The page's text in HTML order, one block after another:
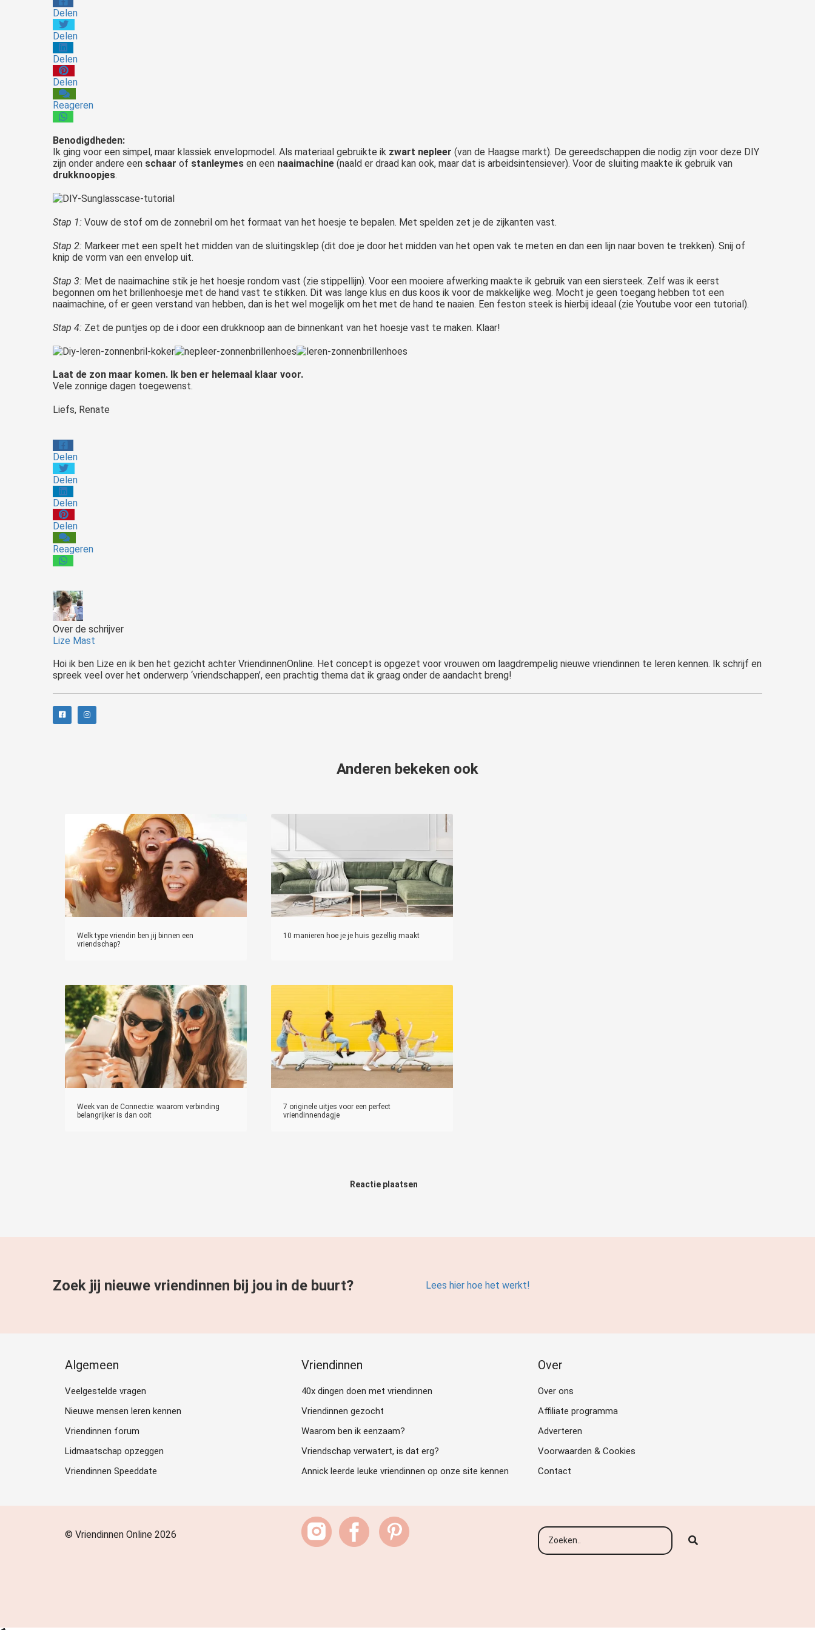
Delen
Delen
Delen
Delen
Reageren
Benodigdheden:
Ik ging voor een simpel, maar klassiek envelopmodel. Als materiaal gebruikte ik zwart nepleer (van de Haagse markt). De gereedschappen die nodig zijn voor deze DIY
zijn onder andere een schaar of stanleymes en een naaimachine (naald er draad kan ook, maar dat is arbeidsintensiever). Voor de sluiting maakte ik gebruik van
drukknoopjes.
Stap 1: Vouw de stof om de zonnebril om het formaat van het hoesje te bepalen. Met spelden zet je de zijkanten vast.
Stap 2: Markeer met een spelt het midden van de sluitingsklep (dit doe je door het midden van het open vak te meten en dan een lijn naar boven te trekken). Snij of
knip de vorm van een envelop uit.
Stap 3: Met de naaimachine stik je het hoesje rondom vast (zie stippellijn). Voor een mooiere afwerking maakte ik gebruik van een siersteek. Zelf was ik eerst
begonnen om het brillenhoesje met de hand vast te stikken. Dit was lange klus en dus koos ik voor de makkelijke weg. Mocht je geen toegang hebben tot een
naaimachine, of er geen verstand van hebben, dan is het wel mogelijk om het met de hand te naaien. Een feston steek is hierbij ideaal (zie Youtube voor een tutorial).
Stap 4: Zet de puntjes op de i door een drukknoop aan de binnenkant van het hoesje vast te maken. Klaar!
Laat de zon maar komen. Ik ben er helemaal klaar voor.
Vele zonnige dagen toegewenst.
Liefs, Renate
Delen
Delen
Delen
Delen
Reageren
Over de schrijver
Lize Mast
Hoi ik ben Lize en ik ben het gezicht achter VriendinnenOnline. Het concept is opgezet voor vrouwen om laagdrempelig nieuwe vriendinnen te leren kennen. Ik schrijf en
spreek veel over het onderwerp ‘vriendschappen’, een prachtig thema dat ik graag onder de aandacht breng!
Anderen bekeken ook
Welk type vriendin ben jij binnen een
vriendschap?
10 manieren hoe je je huis gezellig maakt
Week van de Connectie: waarom verbinding
belangrijker is dan ooit
7 originele uitjes voor een perfect
vriendinnendagje
Reactie plaatsen
Zoek jij nieuwe vriendinnen bij jou in de buurt? Lees hier hoe het werkt!
Algemeen
Veelgestelde vragen
Nieuwe mensen leren kennen
Vriendinnen forum
Lidmaatschap opzeggen
Vriendinnen Speeddate
Vriendinnen
40x dingen doen met vriendinnen
Vriendinnen gezocht
Waarom ben ik eenzaam?
Vriendschap verwatert, is dat erg?
Annick leerde leuke vriendinnen op onze site kennen
Over
Over ons
Affiliate programma
Adverteren
Voorwaarden & Cookies
Contact
© Vriendinnen Online 2026